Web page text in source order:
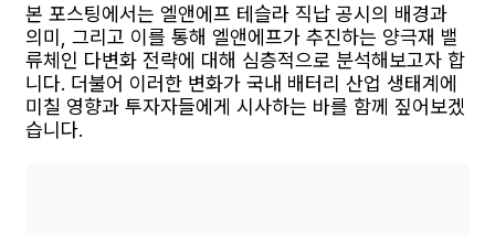
본 포스팅에서는 엘앤에프 테슬라 직납 공시의 배경과
의미, 그리고 이를 통해 엘앤에프가 추진하는 양극재 밸
류체인 다변화 전략에 대해 심층적으로 분석해보고자 합
니다. 더불어 이러한 변화가 국내 배터리 산업 생태계에
미칠 영향과 투자자들에게 시사하는 바를 함께 짚어보겠
습니다.